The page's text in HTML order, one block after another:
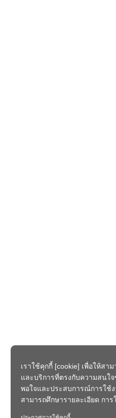
เราใช้คุกกี้ [cookie] เพื่อให้สา
และบริการที่ตรงกับความสนใ
พอใจและประสบการณ์การใช้
สามารถศึกษารายละเอียด กา